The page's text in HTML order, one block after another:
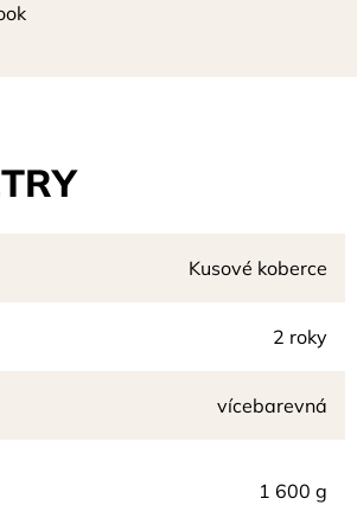
Kusové koberce
2 roky
vícebarevná
1 600 g